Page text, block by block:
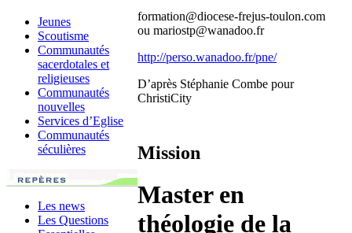
Jeunes
Scoutisme
Communautés
sacerdotales et
religieuses
Communautés
nouvelles
Services d’Eglise
Communautés
séculières
Les news
Les Questions
formation@diocese-frejus-toulon.com
ou mariostp@wanadoo.fr
http://perso.wanadoo.fr/pne/
D’après Stéphanie Combe pour
ChristiCity
Mission
Master en
théologie de la